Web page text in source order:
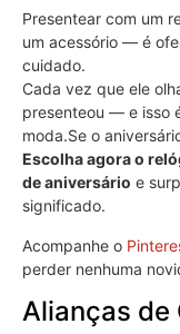
Presentear com um
um acessório — é
cuidado.
Cada vez que ele
presenteou — e isso
moda.Se o
Escolha agora o
de aniversário e
significado.
Acompanhe o
perder nenhuma
Alianças de